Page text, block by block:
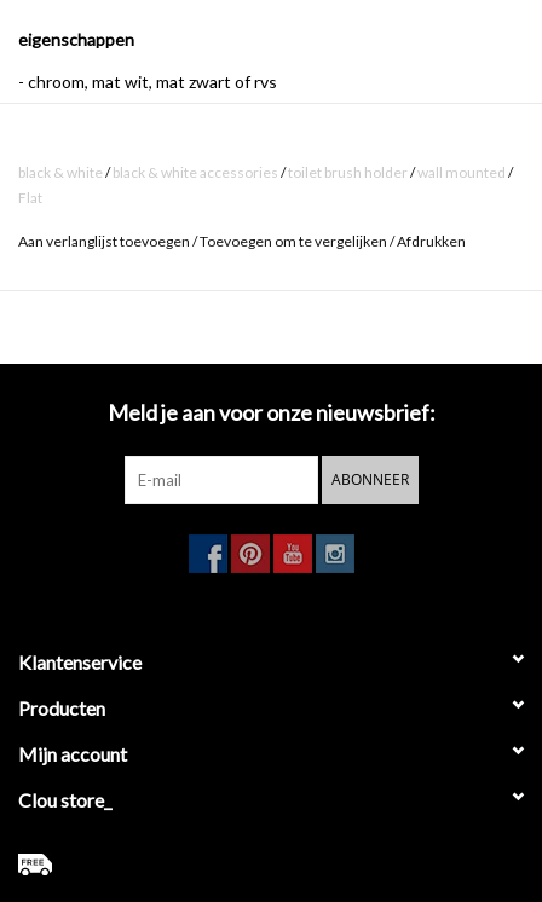
eigenschappen
- chroom, mat wit, mat zwart of rvs
- borstelkop en volledige borstel als reserveonderdeel beschikbaar
via
vorm in glanzend chroom maakt dat deze accessoires nooit uit de
black & white /black & white accessories /toilet brush holder /wall mounted /
Flat
Aan verlanglijst toevoegen /Toevoegen om te vergelijken /Afdrukken
Meld je aan voor onze nieuwsbrief:
ABONNEER
Klantenservice
Producten
Mijn account
Clou store_